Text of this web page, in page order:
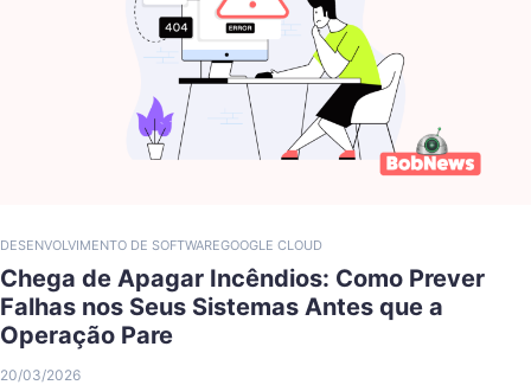
DESENVOLVIMENTO DE SOFTWAREGOOGLE CLOUD
Chega de Apagar Incêndios: Como Prever
Falhas nos Seus Sistemas Antes que a
Operação Pare
20/03/2026